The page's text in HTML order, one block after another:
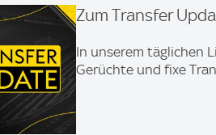
Zum Transfer
In unserem täglichen
Gerüchte und fixe